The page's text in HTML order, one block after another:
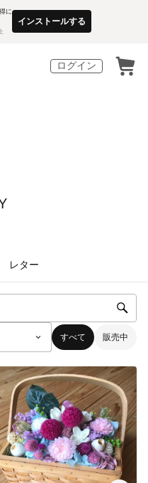
に
インストールする
ログイン
レター
すべて 販売中